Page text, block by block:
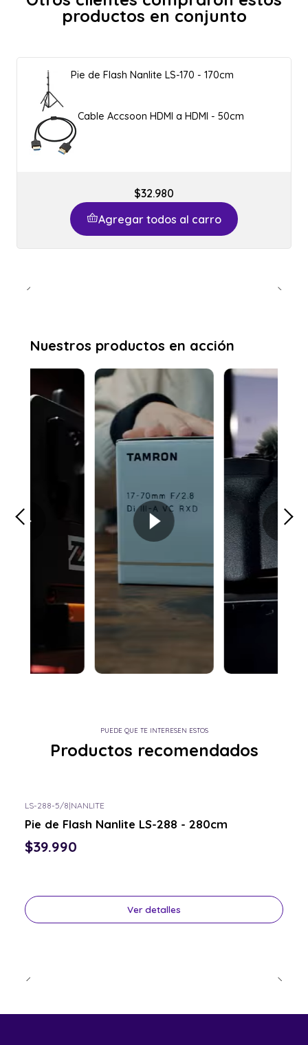
productos en conjunto
Pie de Flash Nanlite LS-170 - 170cm
Cable Accsoon HDMI a HDMI - 50cm
$32.980
Agregar todos al carro
PUEDE QUE TE INTERESEN ESTOS
Productos recomendados
LS-288-5/8|NANLITE
Pie de Flash Nanlite LS-288 - 280cm
$39.990
Ver detalles